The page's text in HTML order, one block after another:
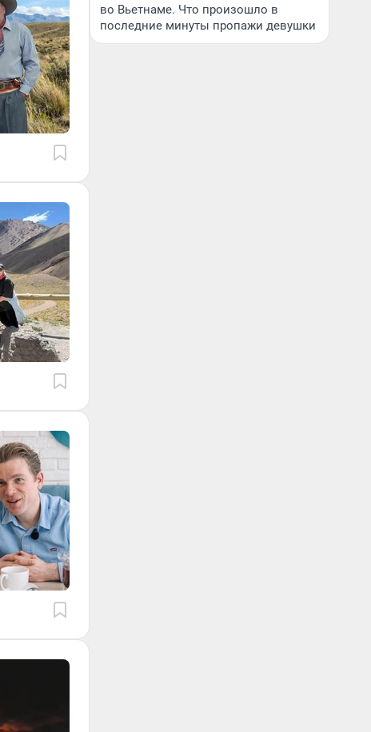
во Вьетнаме. Что произошло в
последние минуты пропажи девушки